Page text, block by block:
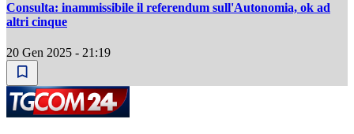
Consulta: inammissibile il referendum sull'Autonomia, ok ad
altri cinque
20 Gen 2025 - 21:19